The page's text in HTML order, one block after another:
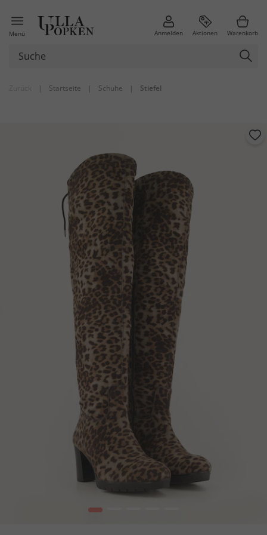
Menü Anmelden Aktionen Warenkorb
| Startseite | Schuhe | Stiefel
1